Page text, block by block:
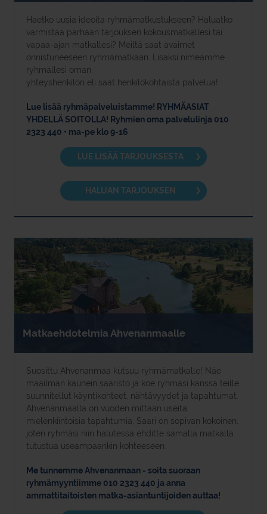
Haetko uusia ideoita ryhmämatkustukseen? Haluatko
varmistaa parhaan tarjouksen kokousmatkallesi tai
vapaa-ajan matkallesi? Meiltä saat avaimet
onnistuneeseen ryhmämatkaan. Lisäksi nimeämme
ryhmällesi oman
yhteyshenkilön eli saat henkilökohtaista palvelua!
Lue lisää ryhmäpalveluistamme! RYHMÄASIAT
YHDELLÄ SOITOLLA! Ryhmien oma palvelulinja 010
2323 440 • ma-pe klo 9-16
LUE LISÄÄ TARJOUKSESTA
HALUAN TARJOUKSEN
Matkaehdotelmia Ahvenanmaalle
Suosittu Ahvenanmaa kutsuu ryhmämatkalle! Näe
maailman kaunein saaristo ja koe ryhmäsi kanssa teille
suunnitellut käyntikohteet, nähtävyydet ja tapahtumat.
Ahvenanmaalla on vuoden mittaan useita
mielenkiintoisia tapahtumia. Saari on sopivan kokoinen,
joten ryhmäsi niin halutessa ehditte samalla matkalla
tutustua useampaankin kohteeseen.
Me tunnemme Ahvenanmaan - soita suoraan
ryhmämyyntiimme 010 2323 440 ja anna
ammattitaitoisten matka-asiantuntijoiden auttaa!